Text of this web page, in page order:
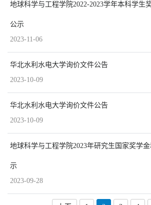
地球科学与工程学院2022-2023学年本科学生
公示
2023-11-06
华北水利水电大学询价文件公告
2023-10-09
华北水利水电大学询价文件公告
2023-10-09
地球科学与工程学院2023年研究生国家奖学
示
2023-09-28